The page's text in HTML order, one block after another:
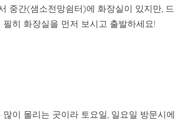
중간(샘소전망쉼터)에 화장실이 있지만, 드
히 화장실을 먼저 보시고 출발하세요!
이 몰리는 곳이라 토요일, 일요일 방문시에